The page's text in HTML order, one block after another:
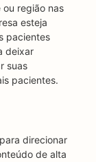
região nas
esteja
pacientes
deixar
suas
pacientes.
direcionar
de alta